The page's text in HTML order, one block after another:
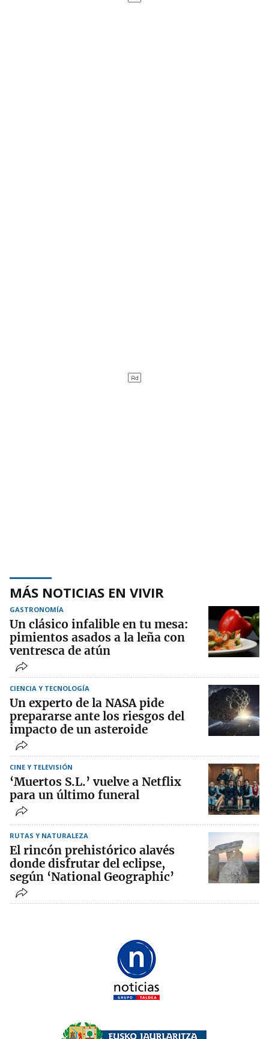
MÁS NOTICIAS EN VIVIR
GASTRONOMÍA
Un clásico infalible en tu mesa:
pimientos asados a la leña con
ventresca de atún
CIENCIA Y TECNOLOGÍA
Un experto de la NASA pide
prepararse ante los riesgos del
impacto de un asteroide
CINE Y TELEVISIÓN
‘Muertos S.L.’ vuelve a Netflix
para un último funeral
RUTAS Y NATURALEZA
El rincón prehistórico alavés
donde disfrutar del eclipse,
según ‘National Geographic’